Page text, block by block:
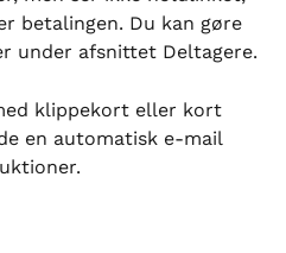
betalingen. Du kan gøre
under afsnittet Deltagere.
klippekort eller kort
en automatisk e-mail